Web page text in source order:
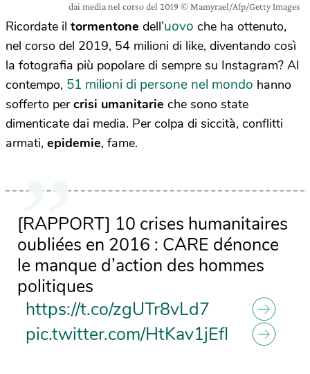
dai media nel corso del 2019 © Mamyrael/Afp/Getty Images
Ricordate il tormentone dell’uovo che ha ottenuto,
nel corso del 2019, 54 milioni di like, diventando così
la fotografia più popolare di sempre su Instagram? Al
contempo, 51 milioni di persone nel mondo hanno
sofferto percrisi umanitarie che sono state
dimenticate dai media. Per colpa di siccità, conflitti
armati, epidemie, fame.
[RAPPORT] 10 crises humanitaires
oubliées en 2016 : CARE dénonce
le manque d’action des hommes
politiques
https://t.co/zgUTr8vLd7
pic.twitter.com/HtKav1jEfl